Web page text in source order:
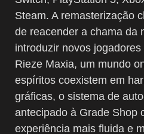
Steam. A remasterização
de reacender a chama da
introduzir novos
Rieze Maxia, um mundo
espíritos coexistem em
gráficas, o sistema de
antecipado à Grade Shop
experiência mais fluida e